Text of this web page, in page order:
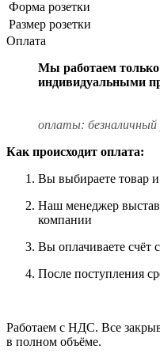
Форма розетки
Размер розетки
Оплата
Мы работаем
оплаты: безналичный
Как происходит оплата:
Вы выбираете товар и
Наш менеджер
компании
Вы оплачиваете счёт
После поступления
Работаем с НДС. Все
в полном объёме.